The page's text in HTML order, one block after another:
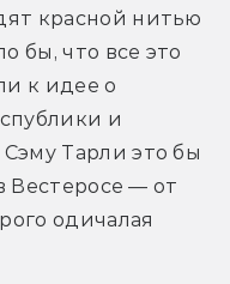
красной нитью
бы, что все это
к идее о
и
Тарли это бы
Вестеросе — от
одичалая